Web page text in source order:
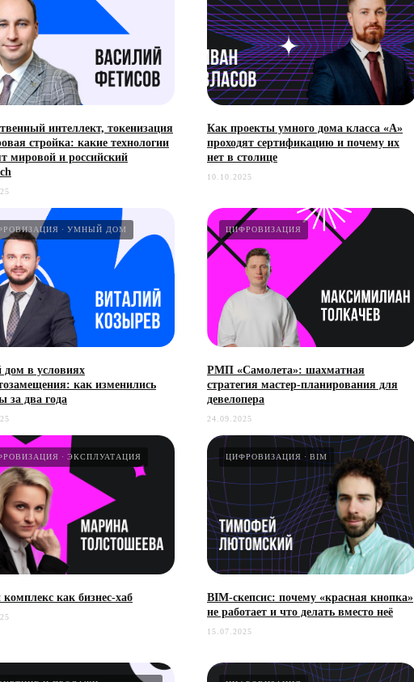
интеллект, токенизация
стройка: какие технологии
мировой и российский
Как проекты умного дома класса «А»
проходят сертификацию и почему их
нет в столице
10.10.2025
УМНЫЙ ДОМ
в условиях
как изменились
за два года
ЦИФРОВИЗАЦИЯ
РМП «Самолета»: шахматная
стратегия мастер-планирования для
девелопера
24.09.2025
ЭКСПЛУАТАЦИЯ
как бизнес-хаб
ЦИФРОВИЗАЦИЯ BIM
BIM-скепсис: почему «красная кнопка»
не работает и что делать вместо неё
15.07.2025
О ПРОЕКТЕ
КЕЙСЫ СПЕЦПРОЕКТЫ